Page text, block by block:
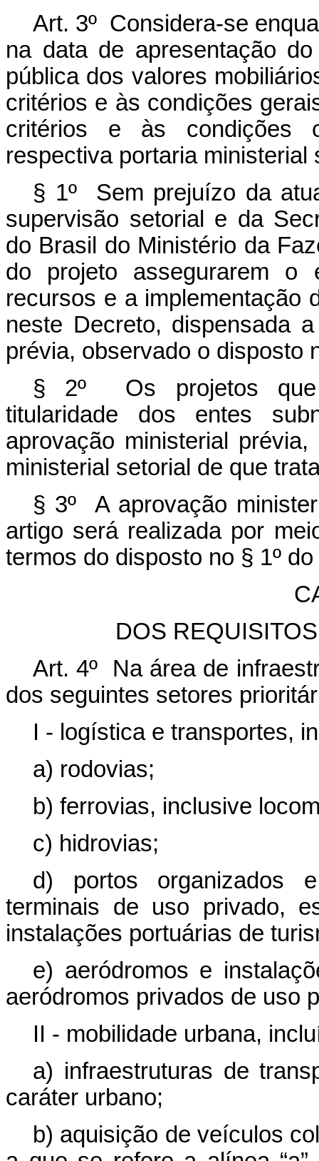
Art. 3º Considera-se
na data de apresentação
pública dos valores
critérios e às condições
critérios e às condições
respectiva portaria
§ 1º Sem prejuízo da
supervisão setorial e da
do Brasil do Ministério da
do projeto assegurarem o
recursos e a implementação
neste Decreto, dispensada
prévia, observado o disposto
§ 2º Os projetos que
titularidade dos entes
aprovação ministerial
ministerial setorial de que
§ 3º A aprovação
artigo será realizada por
termos do disposto no § 1º
DOS
Art. 4º Na área de
dos seguintes setores
I - logística e transportes,
a) rodovias;
b) ferrovias, inclusive
c) hidrovias;
d) portos organizados
terminais de uso privado,
instalações portuárias de
e) aeródromos e
aeródromos privados de uso
II - mobilidade urbana,
a) infraestruturas de
caráter urbano;
b) aquisição de veículos